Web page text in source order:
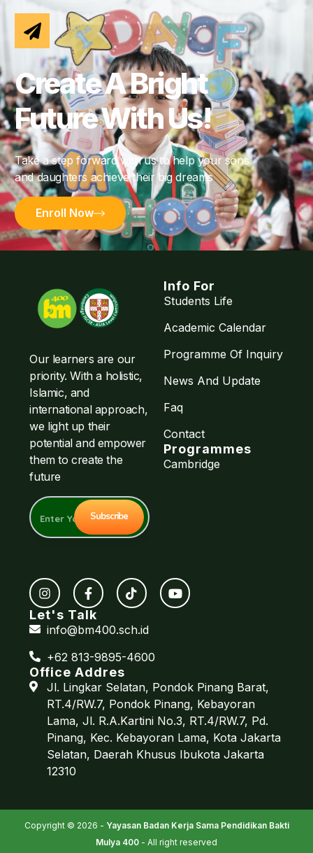
Create A Bright
Future With Us!
Take a step forward with us to help your sons
and daughters achieve their big dreams
Enroll Now
Our learners are our
priority. With a holistic,
Islamic, and
international approach,
we light up their
potential and empower
them to create the
future
Info For
Students Life
Academic Calendar
Programme Of Inquiry
News And Update
Faq
Contact
Programmes
Cambridge
Let's Talk
info@bm400.sch.id
+62 813-9895-4600
Office Addres
Jl. Lingkar Selatan, Pondok Pinang Barat,
RT.4/RW.7, Pondok Pinang, Kebayoran
Lama, Jl. R.A.Kartini No.3, RT.4/RW.7, Pd.
Pinang, Kec. Kebayoran Lama, Kota Jakarta
Selatan, Daerah Khusus Ibukota Jakarta
12310
Copyright © 2026 - Yayasan Badan Kerja Sama Pendidikan Bakti
Mulya 400 - All right reserved